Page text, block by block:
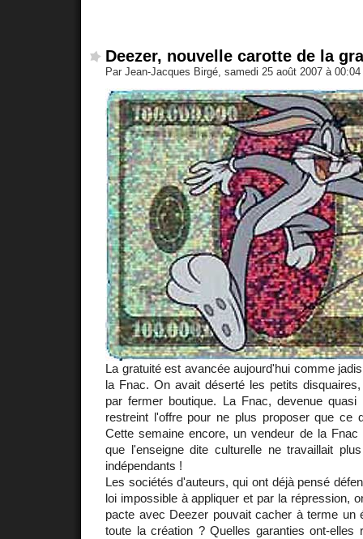
Deezer, nouvelle carotte de la
Par Jean-Jacques Birgé, samedi 25 août 2007 à 00:04
La gratuité est avancée aujourd'hui comme
la Fnac. On avait déserté les petits
par fermer boutique. La Fnac, devenue quasi
restreint l'offre pour ne plus proposer que ce
Cette semaine encore, un vendeur de la
que l'enseigne dite culturelle ne travaillait
indépendants !
Les sociétés d'auteurs, qui ont déjà pensé
loi impossible à appliquer et par la répression,
pacte avec Deezer pouvait cacher à terme un
toute la création ? Quelles garanties ont-elles